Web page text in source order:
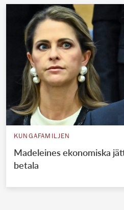
KUNGAFAMILJEN
Madeleines ekonomiska
betala